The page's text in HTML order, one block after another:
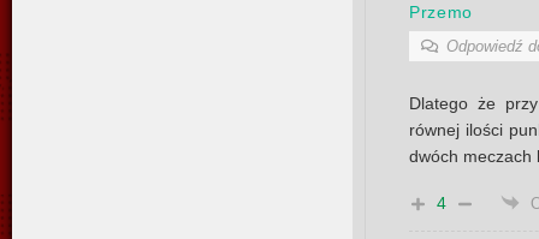
Przemo
Odpowiedź
Dlatego że
równej ilości
dwóch meczach
4